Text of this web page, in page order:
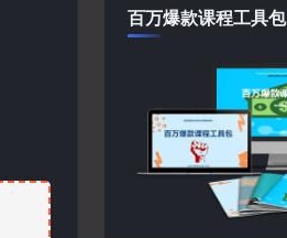
百万爆款课程工具包